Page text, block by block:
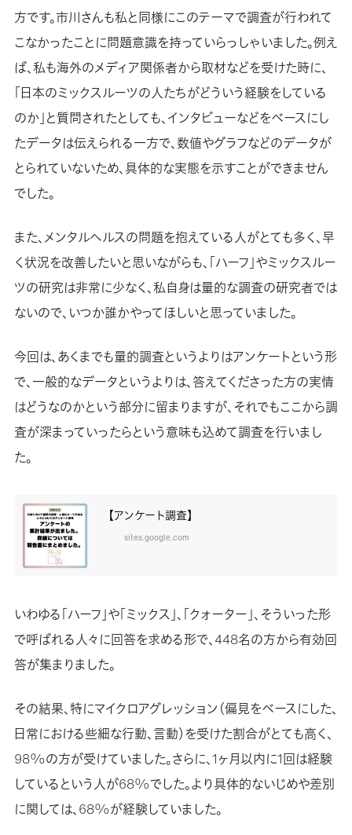
方です。市川さんも私と同様にこのテーマで調査が行われて
こなかったことに問題意識を持っていらっしゃいました。例え
ば、私も海外のメディア関係者から取材などを受けた時に、
「日本のミックスルーツの人たちがどういう経験をしている
のか」と質問されたとしても、インタビューなどをベースにし
たデータは伝えられる一方で、数値やグラフなどのデータが
とられていないため、具体的な実態を示すことができません
でした。
また、メンタルヘルスの問題を抱えている人がとても多く、早
く状況を改善したいと思いながらも、「ハーフ」やミックスルー
ツの研究は非常に少なく、私自身は量的な調査の研究者では
ないので、いつか誰かやってほしいと思っていました。
今回は、あくまでも量的調査というよりはアンケートという形
で、一般的なデータというよりは、答えてくださった方の実情
はどうなのかという部分に留まりますが、それでもここから調
査が深まっていったらという意味も込めて調査を行いまし
た。
【アンケート調査】
sites.google.com
いわゆる「ハーフ」や「ミックス」、「クォーター」、そういった形
で呼ばれる人々に回答を求める形で、448名の方から有効回
答が集まりました。
その結果、特にマイクロアグレッション（偏見をベースにした、
日常における些細な行動、言動）を受けた割合がとても高く、
98%の方が受けていました。さらに、1ヶ月以内に1回は経験
しているという人が68%でした。より具体的ないじめや差別
に関しては、68%が経験していました。